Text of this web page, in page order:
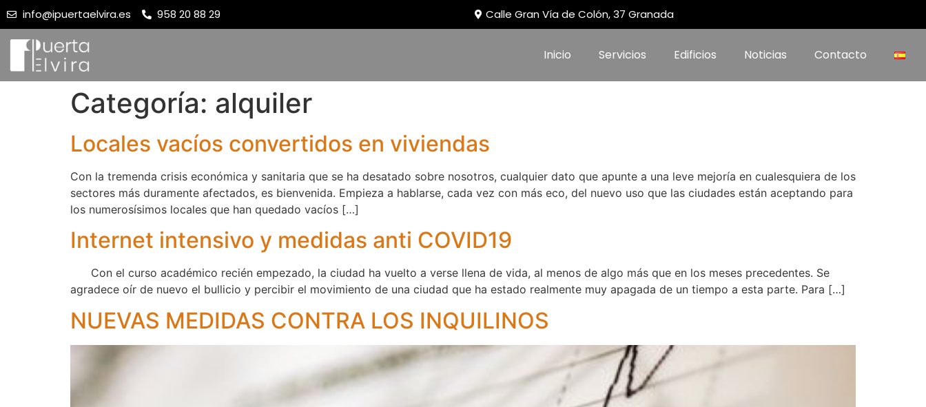
info@ipuertaelvira.es 958 20 88 29 Calle Gran Vía de Colón, 37 Granada
Inicio Servicios Edificios Noticias Contacto
Categoría: alquiler
Locales vacíos convertidos en viviendas
Con la tremenda crisis económica y sanitaria que se ha desatado sobre nosotros, cualquier dato que apunte a una leve mejoría en cualesquiera de los
sectores más duramente afectados, es bienvenida. Empieza a hablarse, cada vez con más eco, del nuevo uso que las ciudades están aceptando para
los numerosísimos locales que han quedado vacíos […]
Internet intensivo y medidas anti COVID19
Con el curso académico recién empezado, la ciudad ha vuelto a verse llena de vida, al menos de algo más que en los meses precedentes. Se
agradece oír de nuevo el bullicio y percibir el movimiento de una ciudad que ha estado realmente muy apagada de un tiempo a esta parte. Para […]
NUEVAS MEDIDAS CONTRA LOS INQUILINOS